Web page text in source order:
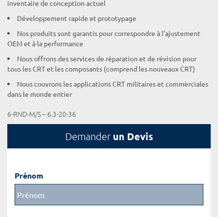
inventaire de conception actuel
Développement rapide et prototypage
Nos produits sont garantis pour correspondre à l'ajustement
OEM et à la performance
Nous offrons des services de réparation et de révision pour
tous les CRT et les composants (comprend les nouveaux CRT)
Nous couvrons les applications CRT militaires et commerciales
dans le monde entier
6-RND-M/S – 6.3-20-36
Demander un Devis
Prénom